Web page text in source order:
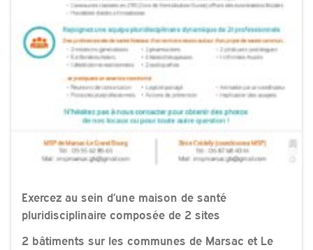
Exercez au sein d’une maison de santé
pluridisciplinaire composée de 2 sites
2 bâtiments sur les communes de Marsac et Le